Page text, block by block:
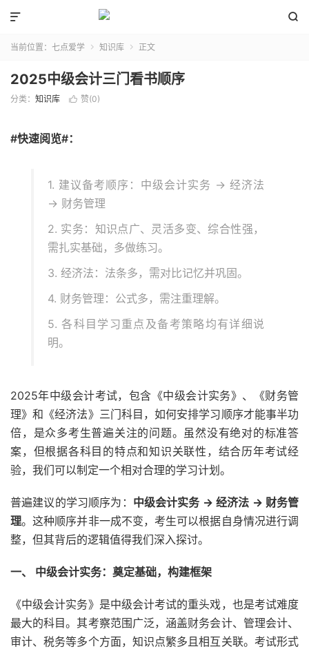


当前位置： 七点爱学  知识库  正文
2025中级会计三门看书顺序
分类： 知识库  赞(0)
#快速阅览#：
1. 建议备考顺序：中级会计实务 → 经济法
→ 财务管理
2. 实务：知识点广、灵活多变、综合性强，
需扎实基础，多做练习。
3. 经济法：法条多，需对比记忆并巩固。
4. 财务管理：公式多，需注重理解。
5. 各科目学习重点及备考策略均有详细说
明。
2025年中级会计考试，包含《中级会计实务》、《财务管
理》和《经济法》三门科目，如何安排学习顺序才能事半功
倍，是众多考生普遍关注的问题。虽然没有绝对的标准答
案，但根据各科目的特点和知识关联性，结合历年考试经
验，我们可以制定一个相对合理的学习计划。
普遍建议的学习顺序为： 中级会计实务 → 经济法 → 财务管
理。这种顺序并非一成不变，考生可以根据自身情况进行调
整，但其背后的逻辑值得我们深入探讨。
一、 中级会计实务：奠定基础，构建框架
《中级会计实务》是中级会计考试的重头戏，也是考试难度
最大的科目。其考察范围广泛，涵盖财务会计、管理会计、
审计、税务等多个方面，知识点繁多且相互关联。考试形式